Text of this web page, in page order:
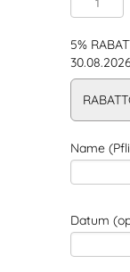
5%
30.08.2026
Name
Datum